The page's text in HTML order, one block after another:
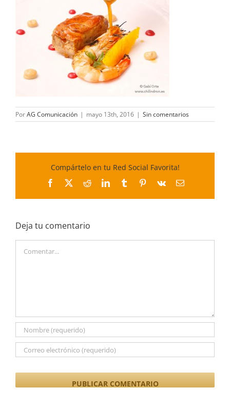
PorAG Comunicación | mayo 13th, 2016 | Sin comentarios
Compártelo en tu Red Social Favorita!
Facebook
X RedditLinkedInTumblrPinterest
Vk
Correo
Deja tu comentario